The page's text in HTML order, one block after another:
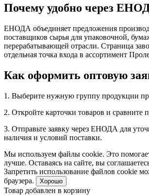
Почему удобно через
ЕНОДА объединяет предложения
поставщиков сырья для упаковочной,
перерабатывающей отрасли. Страница
отдельная точка входа в ассортимент
Как оформить оптовую
1. Выберите нужную группу продукции
2. Откройте карточки товаров и сравните
3. Отправьте заявку через ЕНОДА для
наличия и условий поставки.
Мы используем файлы cookie. Это
лучше. Оставаясь на сайте, вы
Запретить использование файлов cookie
браузера.
Хорошо
Товар добавлен в корзину